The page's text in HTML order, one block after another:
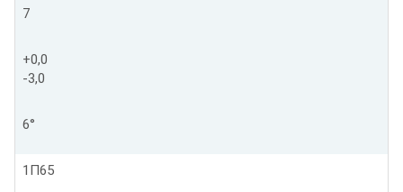
7
+0,0
-3,0
6°
1П65